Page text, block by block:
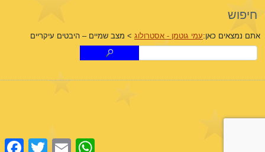
חיפוש
אתם נמצאים כאן:עמי גוטמן - אסטרולוג > מצב שמיים – היבטים עיקריים
Twitter Email
WhatsApp